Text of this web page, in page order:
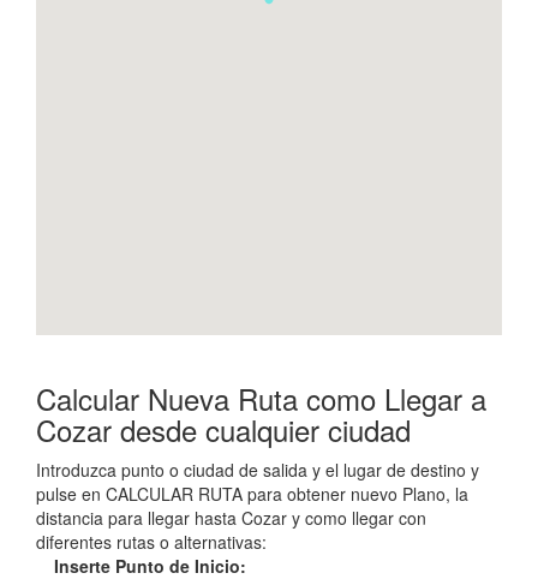
Calcular Nueva Ruta como Llegar a
Cozar desde cualquier ciudad
Introduzca punto o ciudad de salida y el lugar de destino y
pulse en CALCULAR RUTA para obtener nuevo Plano, la
distancia para llegar hasta Cozar y como llegar con
diferentes rutas o alternativas:
Inserte Punto de Inicio: